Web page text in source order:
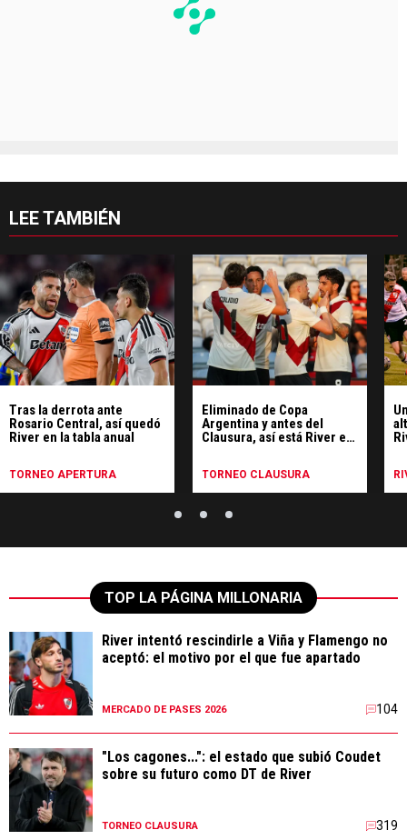
LEE TAMBIÉN
Tras la derrota ante
Rosario Central, así quedó
River en la tabla anual
TORNEO APERTURA
Eliminado de Copa
Argentina y antes del
Clausura, así está River en
Libertadores 2027
TORNEO CLAUSURA
TOP LA PÁGINA MILLONARIA
River intentó rescindirle a Viña y Flamengo no
aceptó: el motivo por el que fue apartado
MERCADO DE PASES 2026 104
"Los cagones...": el estado que subió Coudet
sobre su futuro como DT de River
TORNEO CLAUSURA 319